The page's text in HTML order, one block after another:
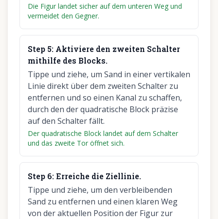
Die Figur landet sicher auf dem unteren Weg und
vermeidet den Gegner.
Step 5: Aktiviere den zweiten Schalter
mithilfe des Blocks.
Tippe und ziehe, um Sand in einer vertikalen
Linie direkt über dem zweiten Schalter zu
entfernen und so einen Kanal zu schaffen,
durch den der quadratische Block präzise
auf den Schalter fällt.
Der quadratische Block landet auf dem Schalter
und das zweite Tor öffnet sich.
Step 6:Erreiche die Ziellinie.
Tippe und ziehe, um den verbleibenden
Sand zu entfernen und einen klaren Weg
von der aktuellen Position der Figur zur